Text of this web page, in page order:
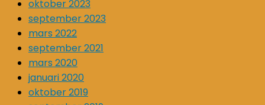
oktober 2023
september 2023
mars 2022
september 2021
mars 2020
januari 2020
oktober 2019